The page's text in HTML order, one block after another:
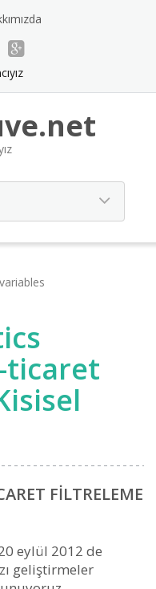
ticaret
FILTRELEME
eylül 2012 de
geliştirmeler